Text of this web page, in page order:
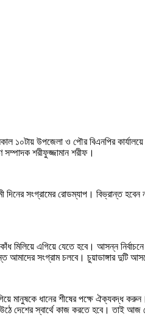
১০টায় উপজেলা ও পৌর বিএনপির
সম্পাদক শরীফুজ্জামান শরীফ।
সংগ্রামের রোডম্যাপ। বিভ্রান্ত
মিলিয়ে এগিয়ে যেতে হবে। আসন্ন
আমাদের সংগ্রাম চলবে। চুয়াডাঙ্গার দুটি
মানুষকে ধানের শীষের পক্ষে ঐক্যবদ্ধ
দেশের স্বার্থে কাজ করতে হবে। তাই